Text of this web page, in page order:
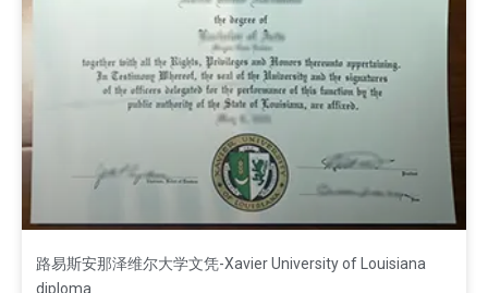
路易斯安那泽维尔大学文凭-Xavier University of Louisiana
diploma